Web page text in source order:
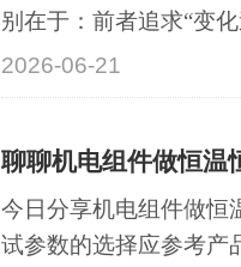
别在于：前者追求“变
换），后者追求“可控
化）。简单来说，冷热
抗热胀冷缩的极限能力
环···
2026-06-21
聊聊机电组件做恒温
今日分享机电组件做恒
试参数的选择应参考产